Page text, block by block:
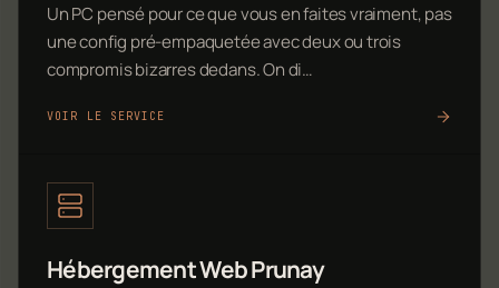
Un PC pensé pour ce que vous en faites vraiment, pas
une config pré-empaquetée avec deux ou trois
compromis bizarres dedans. On di…
VOIR LE SERVICE
Hébergement Web Prunay